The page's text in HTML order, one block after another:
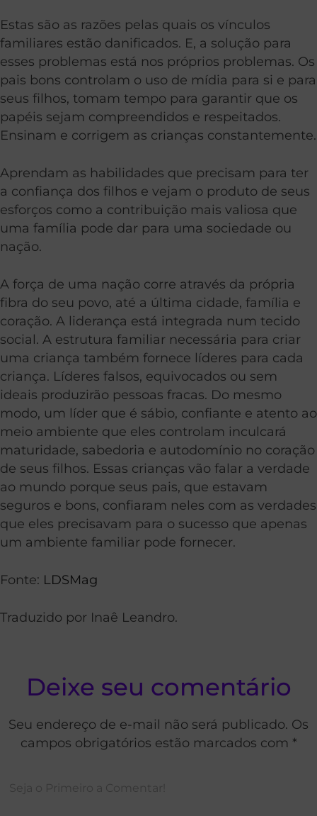
Estas são as razões pelas quais os vínculos
familiares estão danificados. E, a solução para
esses problemas está nos próprios problemas. Os
pais bons controlam o uso de mídia para si e para
seus filhos, tomam tempo para garantir que os
papéis sejam compreendidos e respeitados.
Ensinam e corrigem as crianças constantemente.
Aprendam as habilidades que precisam para ter
a confiança dos filhos e vejam o produto de seus
esforços como a contribuição mais valiosa que
uma família pode dar para uma sociedade ou
nação.
A força de uma nação corre através da própria
fibra do seu povo, até a última cidade, família e
coração. A liderança está integrada num tecido
social. A estrutura familiar necessária para criar
uma criança também fornece líderes para cada
criança. Líderes falsos, equivocados ou sem
ideais produzirão pessoas fracas. Do mesmo
modo, um líder que é sábio, confiante e atento ao
meio ambiente que eles controlam inculcará
maturidade, sabedoria e autodomínio no coração
de seus filhos. Essas crianças vão falar a verdade
ao mundo porque seus pais, que estavam
seguros e bons, confiaram neles com as verdades
que eles precisavam para o sucesso que apenas
um ambiente familiar pode fornecer.
Fonte: LDSMag
Traduzido por Inaê Leandro.
Deixe seu comentário
Seu endereço de e-mail não será publicado. Os
campos obrigatórios estão marcados com *